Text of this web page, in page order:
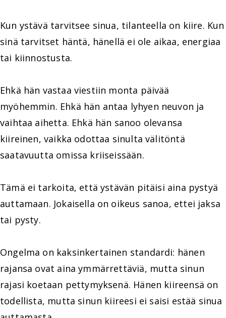
Kun ystävä tarvitsee sinua, tilanteella on kiire. Kun
sinä tarvitset häntä, hänellä ei ole aikaa, energiaa
tai kiinnostusta.
Ehkä hän vastaa viestiin monta päivää
myöhemmin. Ehkä hän antaa lyhyen neuvon ja
vaihtaa aihetta. Ehkä hän sanoo olevansa
kiireinen, vaikka odottaa sinulta välitöntä
saatavuutta omissa kriiseissään.
Tämä ei tarkoita, että ystävän pitäisi aina pystyä
auttamaan. Jokaisella on oikeus sanoa, ettei jaksa
tai pysty.
Ongelma on kaksinkertainen standardi: hänen
rajansa ovat aina ymmärrettäviä, mutta sinun
rajasi koetaan pettymyksenä. Hänen kiireensä on
todellista, mutta sinun kiireesi ei saisi estää sinua